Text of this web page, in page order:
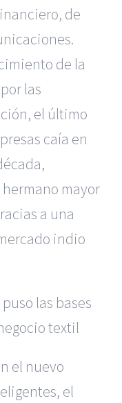
de
de la
las
el último
caía en
mayor
a una
indio
las bases
textil
el nuevo
el